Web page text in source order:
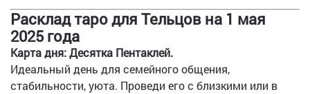
Расклад таро для Тельцов на 1 мая
2025 года
Карта дня: Десятка Пентаклей.
Идеальный день для семейного общения,
стабильности, уюта. Проведи его с близкими или в